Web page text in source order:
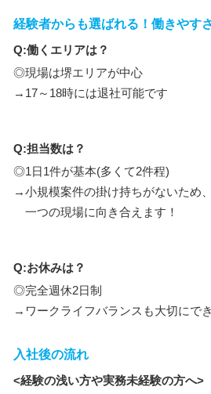
経験者からも選ばれる！働きやす
Q:働くエリアは？
◎現場は堺エリアが中心
→17～18時には退社可能です
Q:担当数は？
◎1日1件が基本(多くて2件程)
→小規模案件の掛け持ちがないため、
一つの現場に向き合えます！
Q:お休みは？
◎完全週休2日制
→ワークライフバランスも大切にで
入社後の流れ
<経験の浅い方や実務未経験の方へ>